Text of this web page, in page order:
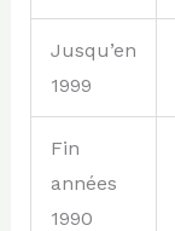
Jusqu’en
1999
Fin
années
1990